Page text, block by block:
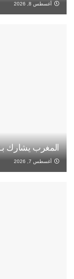
أغسطس 8, 2026
المغرب يشارك بـ120 رياضيا في دورة تارانتو 2026
أغسطس 7, 2026